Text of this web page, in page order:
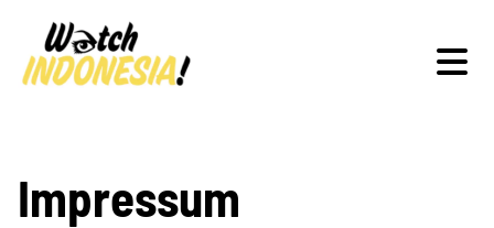
Schwerpunkte
Impressum